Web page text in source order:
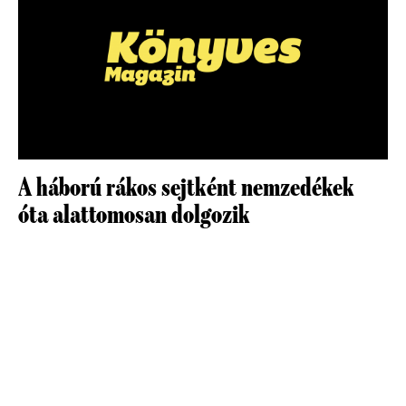
A háború rákos sejtként nemzedékek
óta alattomosan dolgozik